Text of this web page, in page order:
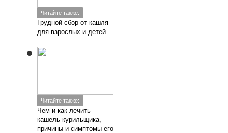
Читайте также:
Грудной сбор от кашля
для взрослых и детей
Читайте также:
Чем и как лечить
кашель курильщика,
причины и симптомы его